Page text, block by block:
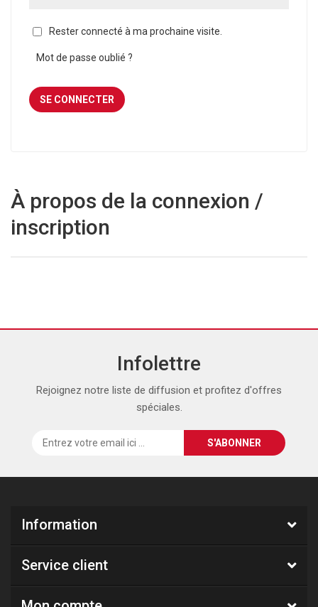
Rester connecté à ma prochaine visite.
Mot de passe oublié ?
À propos de la connexion /
inscription
Infolettre
Rejoignez notre liste de diffusion et profitez d'offres
spéciales.
Information
Service client